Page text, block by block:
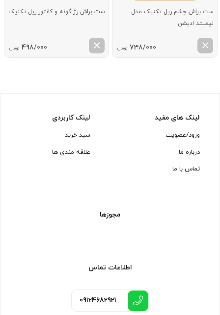
ست براش چشم ریل تکنیک مدل
لیمیتد ادیشن
738/000 تومان
ست براش رژ گونه و کانتور ریل تکنیک
498/000 تومان
لینک های مفید
ورود/عضویت
درباره ما
تماس با ما
لینک کاربردی
سبد خرید
علاقه مندی ها
مجوزها
اطلاعات تماس
09124682921